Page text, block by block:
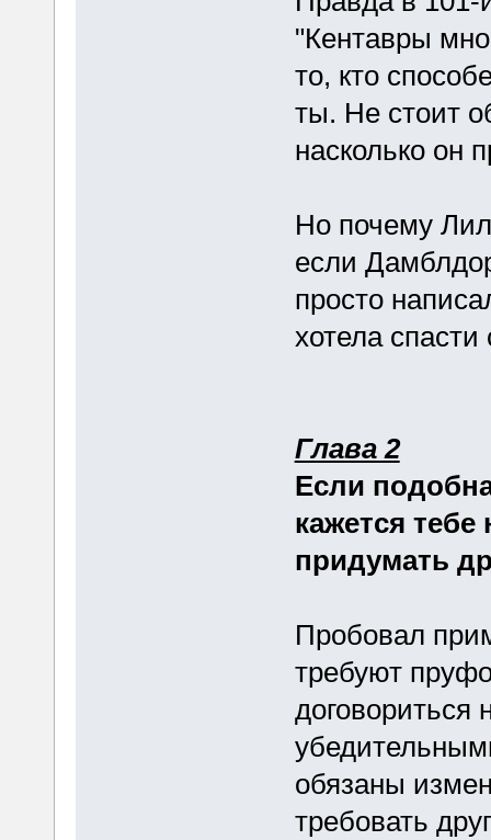
"Кентавры
то, кто
ты. Не стоит
насколько он
Но почему
если
просто
хотела спасти
Глава 2
Если
кажется
придумать
Пробовал
требуют
договориться
обязаны
требовать